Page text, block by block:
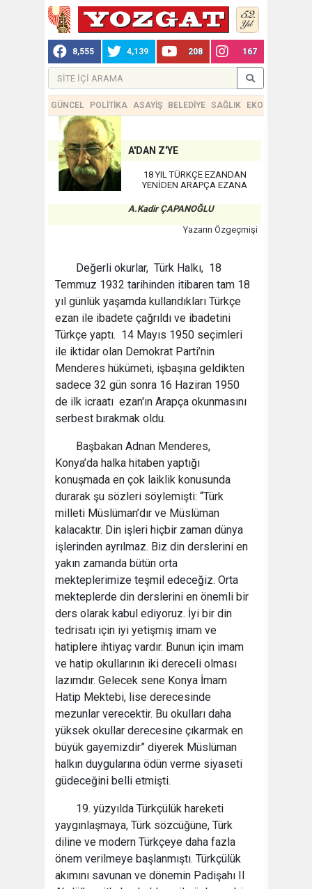
8,555 4,139 208 167
GÜNCEL POLİTİKA ASAYİŞ BELEDİYE SAĞLIK EKONOMİ
A'DAN Z'YE
18 YIL TÜRKÇE EZANDAN
YENİDEN ARAPÇA EZANA
A.Kadir ÇAPANOĞLU
Yazarın Özgeçmişi
Değerli okurlar, Türk Halkı, 18
Temmuz 1932 tarihinden itibaren tam 18
yıl günlük yaşamda kullandıkları Türkçe
ezan ile ibadete çağrıldı ve ibadetini
Türkçe yaptı. 14 Mayıs 1950 seçimleri
ile iktidar olan Demokrat Parti’nin
Menderes hükümeti, işbaşına geldikten
sadece 32 gün sonra 16 Haziran 1950
de ilk icraatı ezan'ın Arapça okunmasını
serbest bırakmak oldu.
Başbakan Adnan Menderes,
Konya’da halka hitaben yaptığı
konuşmada en çok laiklik konusunda
durarak şu sözleri söylemişti: “Türk
milleti Müslüman’dır ve Müslüman
kalacaktır. Din işleri hiçbir zaman dünya
işlerinden ayrılmaz. Biz din derslerini en
yakın zamanda bütün orta
mekteplerimize teşmil edeceğiz. Orta
mekteplerde din derslerini en önemli bir
ders olarak kabul ediyoruz. İyi bir din
tedrisatı için iyi yetişmiş imam ve
hatiplere ihtiyaç vardır. Bunun için imam
ve hatip okullarının iki dereceli olması
lazımdır. Gelecek sene Konya İmam
Hatip Mektebi, lise derecesinde
mezunlar verecektir. Bu okulları daha
yüksek okullar derecesine çıkarmak en
büyük gayemizdir” diyerek Müslüman
halkın duygularına ödün verme siyaseti
güdeceğini belli etmişti.
19. yüzyılda Türkçülük hareketi
yaygınlaşmaya, Türk sözcüğüne, Türk
diline ve modern Türkçeye daha fazla
önem verilmeye başlanmıştı. Türkçülük
akımını savunan ve dönemin Padişahı II